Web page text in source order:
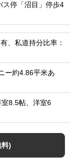
ス停「沼目」停歩4
、私道持分比率：
ー約4.86平米あ
8.5帖、洋室6
)